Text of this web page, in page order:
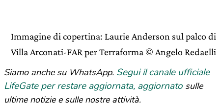
Immagine di copertina: Laurie Anderson sul palco di
Villa Arconati-FAR per Terraforma © Angelo Redaelli
Siamo anche su WhatsApp. Segui il canale ufficiale
LifeGate per restare aggiornata, aggiornato sulle
ultime notizie e sulle nostre attività.